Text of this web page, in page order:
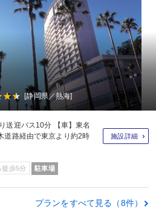
[静岡県／熱海]
送迎バス10分 【車】東名
道路経由で東京より約2時
施設詳細
徒歩5分 駐車場
プランをすべて見る（8件）